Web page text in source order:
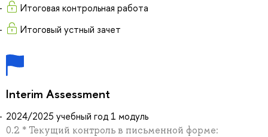
Итоговая контрольная работа
Итоговый устный зачет
Interim Assessment
2024/2025 учебный год 1 модуль
0.2 * Текущий контроль в письменной форме: